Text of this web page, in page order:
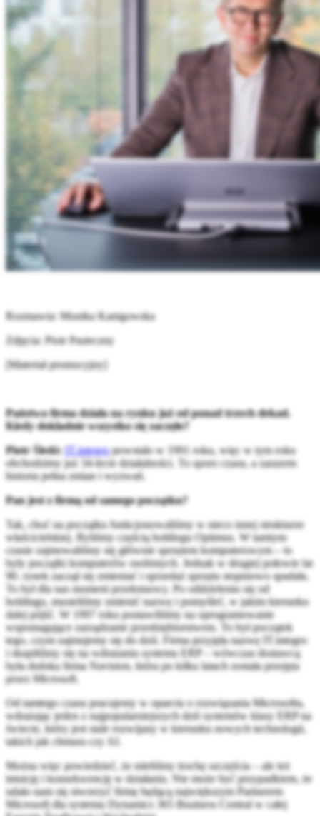
Rozmawia: Monika Kanigowska
Zdjęcia: Piotr Pasieczny
[Materiał promocyjny]
Państwa firma działa na rynku już od ponad trzech dekad.
Kiedy dokładnie wszystko się zaczęło?
Piotr Śledź: IT.integropowstało w 1991 roku, więc w tym roku
obchodzimy już 34-lecie działalności. To sporo czasu, a zarazem
historia pełna zmian i wyzwań.
Pan jest z firmą od samego początku?
Tak, choć na początku funkcjonowaliśmy w nieco innej strukturze
właścicielskiej. Byliśmy częścią holdingu Optimus. W tamtym
czasie zajmowaliśmy się głównie sprzętem komputerowym – to
były początki komputerów osobistych. Jednak w drugiej połowie lat
90. rynek zaczął się zmieniać i sprzedaż sprzętu stopniowo spadała.
To był dla nas moment przełomowy. Po oddzieleniu się od
holdingu, musieliśmy zmienić nazwę i pomyśleć, w jakim kierunku
dalej pójść. W 1997 roku postawiliśmy na oprogramowanie
wspomagające zarządzanie przedsiębiorstwem. To był początek
tego, czym zajmujemy się do dziś. Firma przyjęła nazwę IT.integro
i skupiliśmy się na wdrażaniu systemu ERP – wówczas dostawcą
była duńska firma Navision, która po kilku latach została przejęta
przez Microsoft.
Od tamtego czasu pracujemy w oparciu o rozwiązania Microsoftu,
wdrażając jeden z najpopularniejszych dziś systemów klasy ERP na
świecie, który jest stale rozwijany w kierunku nowych technologii,
takich jak chmura czy AI.
Można więc powiedzieć, że mieliśmy trochę szczęścia – ale też
intuicję i konsekwencję w działaniu. Nie może być przypadkiem, że
udało nam się stworzyć firmę będącą największym Partnerem
Microsoft dla systemu Dynamics 365 Business Central w całej